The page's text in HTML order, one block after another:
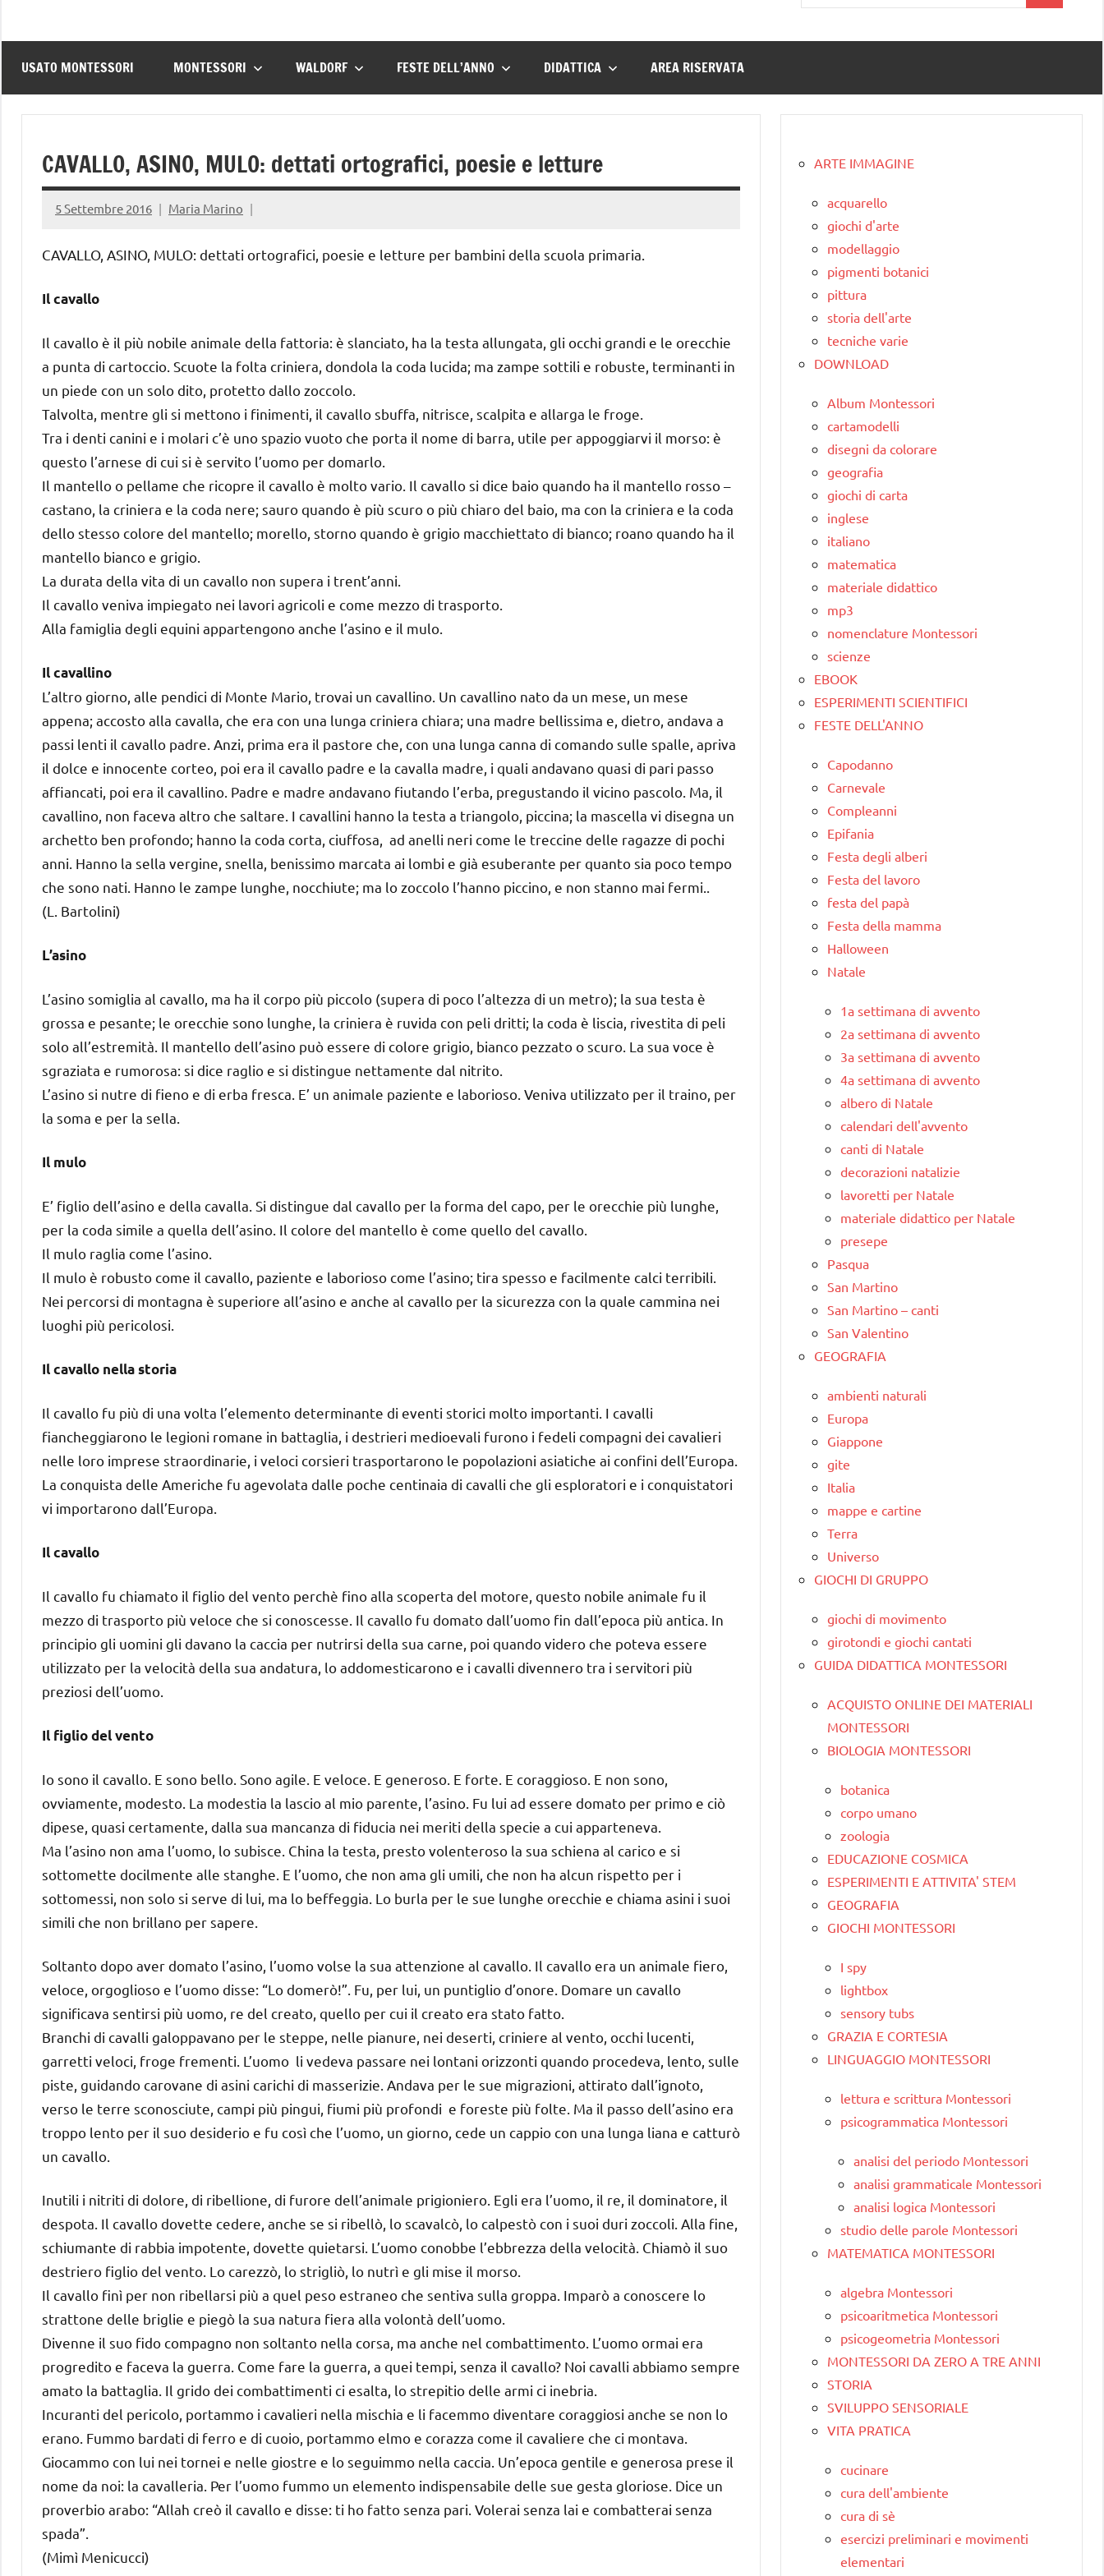
per:
USATO MONTESSORI MONTESSORI WALDORF FESTE DELL’ANNO DIDATTICA AREA RISERVATA
CAVALLO, ASINO, MULO: dettati ortografici, poesie e letture
5 Settembre 2016 Maria Marino
CAVALLO, ASINO, MULO: dettati ortografici, poesie e letture per bambini della scuola primaria.
Il cavallo
Il cavallo è il più nobile animale della fattoria: è slanciato, ha la testa allungata, gli occhi grandi e le orecchie
a punta di cartoccio. Scuote la folta criniera, dondola la coda lucida; ma zampe sottili e robuste, terminanti in
un piede con un solo dito, protetto dallo zoccolo.
Talvolta, mentre gli si mettono i finimenti, il cavallo sbuffa, nitrisce, scalpita e allarga le froge.
Tra i denti canini e i molari c’è uno spazio vuoto che porta il nome di barra, utile per appoggiarvi il morso: è
questo l’arnese di cui si è servito l’uomo per domarlo.
Il mantello o pellame che ricopre il cavallo è molto vario. Il cavallo si dice baio quando ha il mantello rosso –
castano, la criniera e la coda nere; sauro quando è più scuro o più chiaro del baio, ma con la criniera e la coda
dello stesso colore del mantello; morello, storno quando è grigio macchiettato di bianco; roano quando ha il
mantello bianco e grigio.
La durata della vita di un cavallo non supera i trent’anni.
Il cavallo veniva impiegato nei lavori agricoli e come mezzo di trasporto.
Alla famiglia degli equini appartengono anche l’asino e il mulo.
Il cavallino
L’altro giorno, alle pendici di Monte Mario, trovai un cavallino. Un cavallino nato da un mese, un mese
appena; accosto alla cavalla, che era con una lunga criniera chiara; una madre bellissima e, dietro, andava a
passi lenti il cavallo padre. Anzi, prima era il pastore che, con una lunga canna di comando sulle spalle, apriva
il dolce e innocente corteo, poi era il cavallo padre e la cavalla madre, i quali andavano quasi di pari passo
affiancati, poi era il cavallino. Padre e madre andavano fiutando l’erba, pregustando il vicino pascolo. Ma, il
cavallino, non faceva altro che saltare. I cavallini hanno la testa a triangolo, piccina; la mascella vi disegna un
archetto ben profondo; hanno la coda corta, ciuffosa, ad anelli neri come le treccine delle ragazze di pochi
anni. Hanno la sella vergine, snella, benissimo marcata ai lombi e già esuberante per quanto sia poco tempo
che sono nati. Hanno le zampe lunghe, nocchiute; ma lo zoccolo l’hanno piccino, e non stanno mai fermi..
(L. Bartolini)
L’asino
L’asino somiglia al cavallo, ma ha il corpo più piccolo (supera di poco l’altezza di un metro); la sua testa è
grossa e pesante; le orecchie sono lunghe, la criniera è ruvida con peli dritti; la coda è liscia, rivestita di peli
solo all’estremità. Il mantello dell’asino può essere di colore grigio, bianco pezzato o scuro. La sua voce è
sgraziata e rumorosa: si dice raglio e si distingue nettamente dal nitrito.
L’asino si nutre di fieno e di erba fresca. E’ un animale paziente e laborioso. Veniva utilizzato per il traino, per
la soma e per la sella.
Il mulo
E’ figlio dell’asino e della cavalla. Si distingue dal cavallo per la forma del capo, per le orecchie più lunghe,
per la coda simile a quella dell’asino. Il colore del mantello è come quello del cavallo.
Il mulo raglia come l’asino.
Il mulo è robusto come il cavallo, paziente e laborioso come l’asino; tira spesso e facilmente calci terribili.
Nei percorsi di montagna è superiore all’asino e anche al cavallo per la sicurezza con la quale cammina nei
luoghi più pericolosi.
Il cavallo nella storia
Il cavallo fu più di una volta l’elemento determinante di eventi storici molto importanti. I cavalli
fiancheggiarono le legioni romane in battaglia, i destrieri medioevali furono i fedeli compagni dei cavalieri
nelle loro imprese straordinarie, i veloci corsieri trasportarono le popolazioni asiatiche ai confini dell’Europa.
La conquista delle Americhe fu agevolata dalle poche centinaia di cavalli che gli esploratori e i conquistatori
vi importarono dall’Europa.
Il cavallo
Il cavallo fu chiamato il figlio del vento perchè fino alla scoperta del motore, questo nobile animale fu il
mezzo di trasporto più veloce che si conoscesse. Il cavallo fu domato dall’uomo fin dall’epoca più antica. In
principio gli uomini gli davano la caccia per nutrirsi della sua carne, poi quando videro che poteva essere
utilizzato per la velocità della sua andatura, lo addomesticarono e i cavalli divennero tra i servitori più
preziosi dell’uomo.
Il figlio del vento
Io sono il cavallo. E sono bello. Sono agile. E veloce. E generoso. E forte. E coraggioso. E non sono,
ovviamente, modesto. La modestia la lascio al mio parente, l’asino. Fu lui ad essere domato per primo e ciò
dipese, quasi certamente, dalla sua mancanza di fiducia nei meriti della specie a cui apparteneva.
Ma l’asino non ama l’uomo, lo subisce. China la testa, presto volenteroso la sua schiena al carico e si
sottomette docilmente alle stanghe. E l’uomo, che non ama gli umili, che non ha alcun rispetto per i
sottomessi, non solo si serve di lui, ma lo beffeggia. Lo burla per le sue lunghe orecchie e chiama asini i suoi
simili che non brillano per sapere.
Soltanto dopo aver domato l’asino, l’uomo volse la sua attenzione al cavallo. Il cavallo era un animale fiero,
veloce, orgoglioso e l’uomo disse: “Lo domerò!”. Fu, per lui, un puntiglio d’onore. Domare un cavallo
significava sentirsi più uomo, re del creato, quello per cui il creato era stato fatto.
Branchi di cavalli galoppavano per le steppe, nelle pianure, nei deserti, criniere al vento, occhi lucenti,
garretti veloci, froge frementi. L’uomo li vedeva passare nei lontani orizzonti quando procedeva, lento, sulle
piste, guidando carovane di asini carichi di masserizie. Andava per le sue migrazioni, attirato dall’ignoto,
verso le terre sconosciute, campi più pingui, fiumi più profondi e foreste più folte. Ma il passo dell’asino era
troppo lento per il suo desiderio e fu così che l’uomo, un giorno, cede un cappio con una lunga liana e catturò
un cavallo.
Inutili i nitriti di dolore, di ribellione, di furore dell’animale prigioniero. Egli era l’uomo, il re, il dominatore, il
despota. Il cavallo dovette cedere, anche se si ribellò, lo scavalcò, lo calpestò con i suoi duri zoccoli. Alla fine,
schiumante di rabbia impotente, dovette quietarsi. L’uomo conobbe l’ebbrezza della velocità. Chiamò il suo
destriero figlio del vento. Lo carezzò, lo strigliò, lo nutrì e gli mise il morso.
Il cavallo finì per non ribellarsi più a quel peso estraneo che sentiva sulla groppa. Imparò a conoscere lo
strattone delle briglie e piegò la sua natura fiera alla volontà dell’uomo.
Divenne il suo fido compagno non soltanto nella corsa, ma anche nel combattimento. L’uomo ormai era
progredito e faceva la guerra. Come fare la guerra, a quei tempi, senza il cavallo? Noi cavalli abbiamo sempre
amato la battaglia. Il grido dei combattimenti ci esalta, lo strepitio delle armi ci inebria.
Incuranti del pericolo, portammo i cavalieri nella mischia e li facemmo diventare coraggiosi anche se non lo
erano. Fummo bardati di ferro e di cuoio, portammo elmo e corazza come il cavaliere che ci montava.
Giocammo con lui nei tornei e nelle giostre e lo seguimmo nella caccia. Un’epoca gentile e generosa prese il
nome da noi: la cavalleria. Per l’uomo fummo un elemento indispensabile delle sue gesta gloriose. Dice un
proverbio arabo: “Allah creò il cavallo e disse: ti ho fatto senza pari. Volerai senza lai e combatterai senza
spada”.
(Mimì Menicucci)
ARTE IMMAGINE
acquarello
giochi d'arte
modellaggio
pigmenti botanici
pittura
storia dell'arte
tecniche varie
DOWNLOAD
Album Montessori
cartamodelli
disegni da colorare
geografia
giochi di carta
inglese
italiano
matematica
materiale didattico
mp3
nomenclature Montessori
scienze
EBOOK
ESPERIMENTI SCIENTIFICI
FESTE DELL'ANNO
Capodanno
Carnevale
Compleanni
Epifania
Festa degli alberi
Festa del lavoro
festa del papà
Festa della mamma
Halloween
Natale
1a settimana di avvento
2a settimana di avvento
3a settimana di avvento
4a settimana di avvento
albero di Natale
calendari dell'avvento
canti di Natale
decorazioni natalizie
lavoretti per Natale
materiale didattico per Natale
presepe
Pasqua
San Martino
San Martino – canti
San Valentino
GEOGRAFIA
ambienti naturali
Europa
Giappone
gite
Italia
mappe e cartine
Terra
Universo
GIOCHI DI GRUPPO
giochi di movimento
girotondi e giochi cantati
GUIDA DIDATTICA MONTESSORI
ACQUISTO ONLINE DEI MATERIALI
MONTESSORI
BIOLOGIA MONTESSORI
botanica
corpo umano
zoologia
EDUCAZIONE COSMICA
ESPERIMENTI E ATTIVITA' STEM
GEOGRAFIA
GIOCHI MONTESSORI
I spy
lightbox
sensory tubs
GRAZIA E CORTESIA
LINGUAGGIO MONTESSORI
lettura e scrittura Montessori
psicogrammatica Montessori
analisi del periodo Montessori
analisi grammaticale Montessori
analisi logica Montessori
studio delle parole Montessori
MATEMATICA MONTESSORI
algebra Montessori
psicoaritmetica Montessori
psicogeometria Montessori
MONTESSORI DA ZERO A TRE ANNI
STORIA
SVILUPPO SENSORIALE
VITA PRATICA
cucinare
cura dell'ambiente
cura di sè
esercizi preliminari e movimenti
elementari